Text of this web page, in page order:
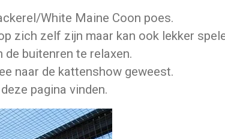
White Maine Coon poes.
zich zelf zijn maar kan ook lekker
buitenren te relaxen.
naar de kattenshow geweest.
pagina vinden.